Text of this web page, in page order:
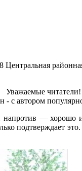
Центральная
Уважаемые читатели!
- с автором
— хорошо
подтверждает